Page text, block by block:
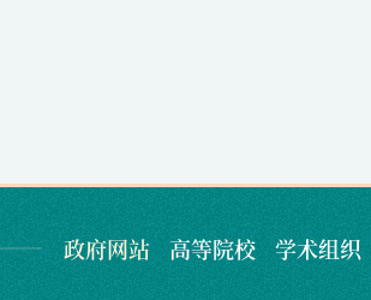
政府网站 高等院校
学术组织